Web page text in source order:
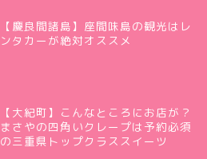
【慶良間諸島】座間味島の観光はレ
ンタカーが絶対オススメ
【大紀町】こんなところにお店が？
まさやの四角いクレープは予約必須
の三重県トップクラススイーツ